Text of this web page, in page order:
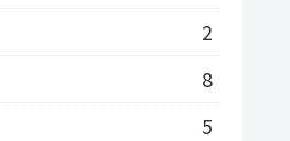
2
8
5